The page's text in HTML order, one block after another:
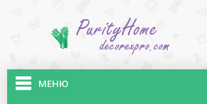
МЕНЮ